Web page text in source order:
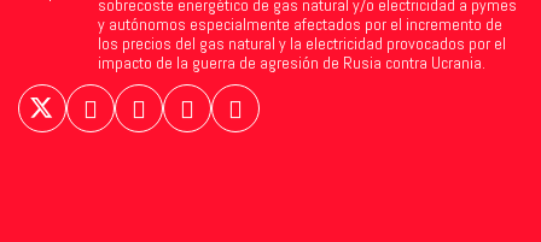
sobrecoste energético de gas natural y/o electricidad a pymes
y autónomos especialmente afectados por el incremento de
los precios del gas natural y la electricidad provocados por el
impacto de la guerra de agresión de Rusia contra Ucrania.